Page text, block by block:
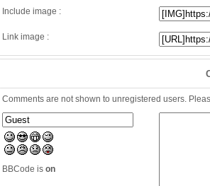
Include image :
Link image :
Comments are not shown to unregistered users.
BBCode is on